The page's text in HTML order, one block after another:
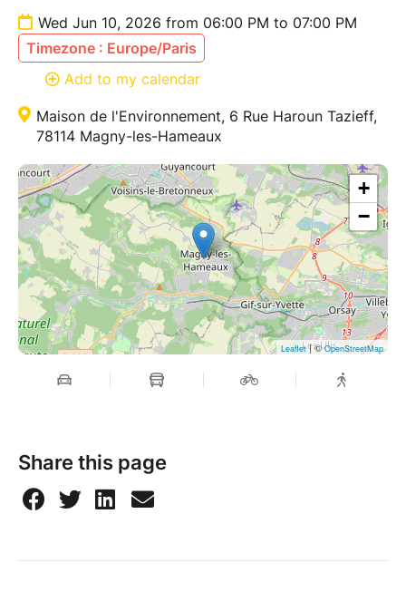
Wed Jun 10, 2026 from 06:00 PM to 07:00 PM
Timezone : Europe/Paris
Add to my calendar
Maison de l'Environnement, 6 Rue Haroun Tazieff,
78114 Magny-les-Hameaux
+
−
Leaflet| ©OpenStreetMap
Share this page